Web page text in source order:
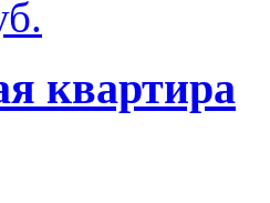
квартира